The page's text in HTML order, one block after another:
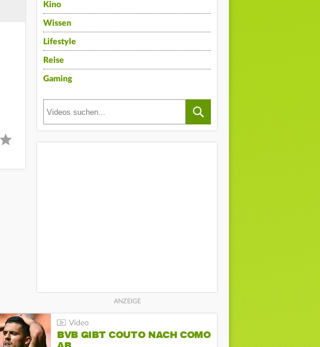
Kino
Wissen
Lifestyle
Reise
Gaming
BVB GIBT COUTO NACH COMO